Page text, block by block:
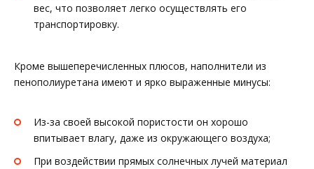
вес, что позволяет легко осуществлять его
транспортировку.
Кроме вышеперечисленных плюсов, наполнители из
пенополиуретана имеют и ярко выраженные минусы:
Из-за своей высокой пористости он хорошо
впитывает влагу, даже из окружающего воздуха;
При воздействии прямых солнечных лучей материал